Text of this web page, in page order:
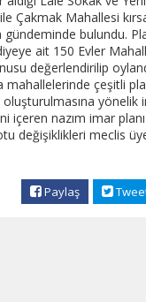
Çakmak Mahallesi
bulundu.
ait 150 Evler
değerlendirilip
mahallelerinde çeşitli
yönelik
içeren nazım imar
değişiklikleri meclis
Paylaş